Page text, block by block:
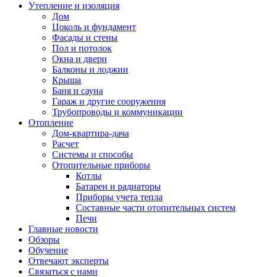
Утепление и изоляция
Дом
Цоколь и фундамент
Фасады и стены
Пол и потолок
Окна и двери
Балконы и лоджии
Крыша
Баня и сауна
Гараж и другие сооружения
Трубопроводы и коммуникации
Отопление
Дом-квартира-дача
Расчет
Системы и способы
Отопительные приборы
Котлы
Батареи и радиаторы
Приборы учета тепла
Составные части отопительных систем
Печи
Главные новости
Обзоры
Обучение
Отвечают эксперты
Связаться с нами